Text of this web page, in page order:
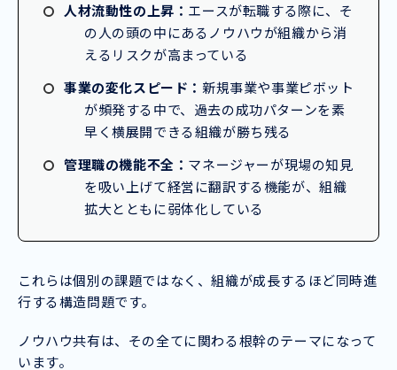
人材流動性の上昇： エースが転職する際に、そ
の人の頭の中にあるノウハウが組織から消
えるリスクが高まっている
事業の変化スピード： 新規事業や事業ピボット
が頻発する中で、過去の成功パターンを素
早く横展開できる組織が勝ち残る
管理職の機能不全： マネージャーが現場の知見
を吸い上げて経営に翻訳する機能が、組織
拡大とともに弱体化している
これらは個別の課題ではなく、組織が成長するほど同時進
行する構造問題です。
ノウハウ共有は、その全てに関わる根幹のテーマになって
います。